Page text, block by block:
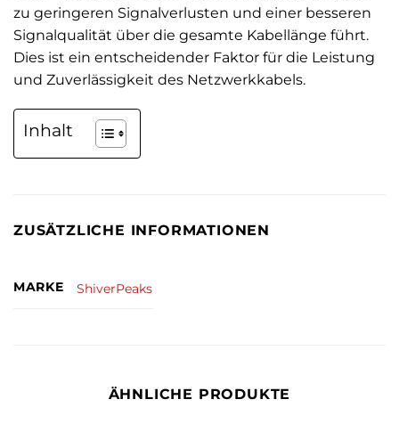
zu geringeren Signalverlusten und einer besseren
Signalqualität über die gesamte Kabellänge führt.
Dies ist ein entscheidender Faktor für die Leistung
und Zuverlässigkeit des Netzwerkkabels.
Inhalt
ZUSÄTZLICHE INFORMATIONEN
MARKE ShiverPeaks
ÄHNLICHE PRODUKTE